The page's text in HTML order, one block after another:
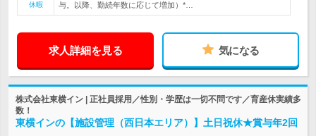
休暇
与。以降、勤続年数に応じて増加）*…
求人詳細を見る 気になる
株式会社東横イン | 正社員採用／性別・学歴は一切不問です／育産休実績多
数！
東横インの【施設管理（西日本エリア）】土日祝休★賞与年2回